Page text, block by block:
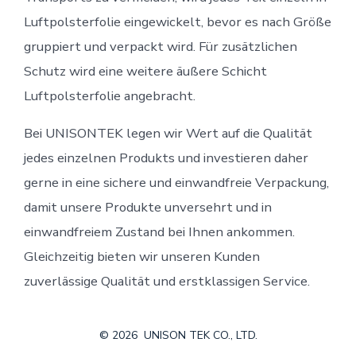
Luftpolsterfolie eingewickelt, bevor es nach Größe
gruppiert und verpackt wird. Für zusätzlichen
Schutz wird eine weitere äußere Schicht
Luftpolsterfolie angebracht.
Bei UNISONTEK legen wir Wert auf die Qualität
jedes einzelnen Produkts und investieren daher
gerne in eine sichere und einwandfreie Verpackung,
damit unsere Produkte unversehrt und in
einwandfreiem Zustand bei Ihnen ankommen.
Gleichzeitig bieten wir unseren Kunden
zuverlässige Qualität und erstklassigen Service.
© 2026 UNISON TEK CO., LTD.